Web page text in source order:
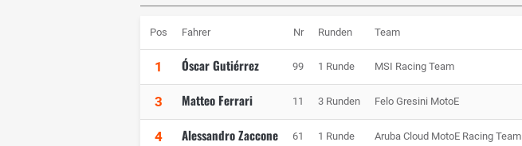
Pos Fahrer Nr Runden Team
1 Óscar Gutiérrez 99 1 Runde MSI Racing Team
3 Matteo Ferrari 11 3 Runden Felo Gresini MotoE
4 Alessandro Zaccone 61 1 Runde Aruba Cloud MotoE Racing Team